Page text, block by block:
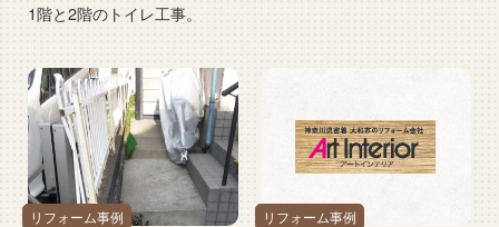
1階と2階のトイレ工事。
リフォーム事例 リフォーム事例